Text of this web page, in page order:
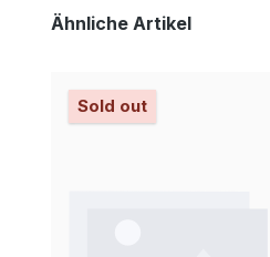
Produktgalerie
Ähnliche Artikel
Sold out